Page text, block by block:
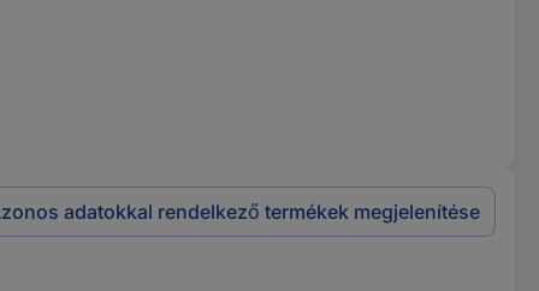
adatokkal rendelkező termékek megjelenítése